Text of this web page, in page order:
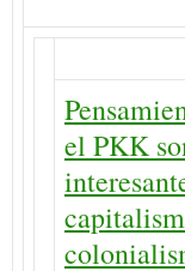
el PKK